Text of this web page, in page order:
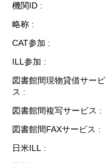
機関ID
略称
CAT参加
ILL参加
図書館間現物貸借サービ
ス
図書館間複写サービス
図書館間FAXサービス
日米ILL